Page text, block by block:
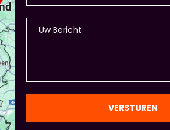
VERSTUREN